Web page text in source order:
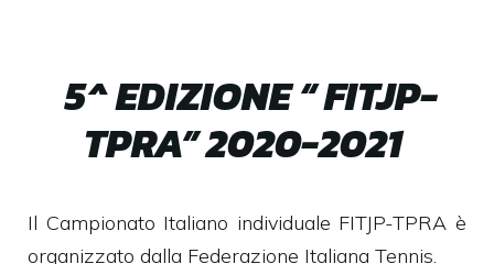
5^ EDIZIONE “ FITJP-
TPRA” 2020-2021
Il Campionato Italiano individuale FITJP-TPRA è
organizzato dalla Federazione Italiana Tennis.